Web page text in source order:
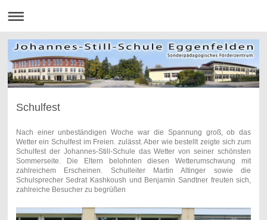
Schulfest
Nach einer unbeständigen Woche war die Spannung groß, ob das
Wetter ein Schulfest im Freien. zulässt. Aber wie bestellt zeigte sich zum
Schulfest der Johannes-Still-Schule das Wetter von seiner schönsten
Sommerseite. Die Eltern belohnten diesen Wetterumschwung mit
zahlreichem Erscheinen. Schulleiter Martin Altinger sowie die
Schulsprecher Sedrat Kashkoush und Benjamin Sandtner freuten sich,
zahlreiche Besucher zu begrüßen